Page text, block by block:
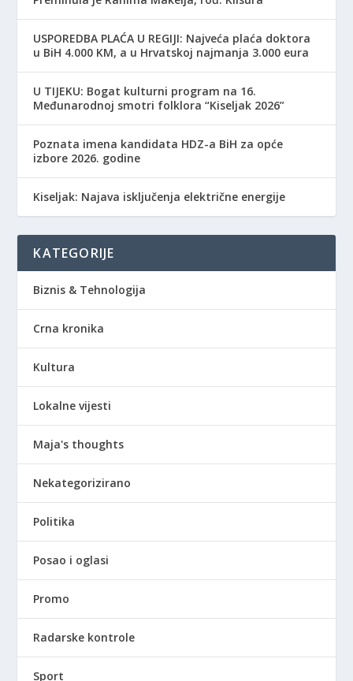
USPOREDBA PLAĆA U REGIJI: Najveća plaća doktora
u BiH 4.000 KM, a u Hrvatskoj najmanja 3.000 eura
​U TIJEKU: Bogat kulturni program na 16.
Međunarodnoj smotri folklora “Kiseljak 2026”
Poznata imena kandidata HDZ-a BiH za opće
izbore 2026. godine
Kiseljak: Najava isključenja električne energije
KATEGORIJE
Biznis & Tehnologija
Crna kronika
Kultura
Lokalne vijesti
Maja's thoughts
Nekategorizirano
Politika
Posao i oglasi
Promo
Radarske kontrole
Sport